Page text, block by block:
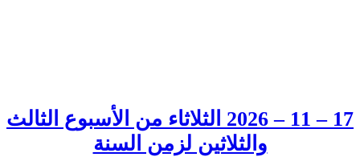
17 – 11 – 2026 الثلاثاء من الأسبوع الثالث
والثلاثين لزمن السنة